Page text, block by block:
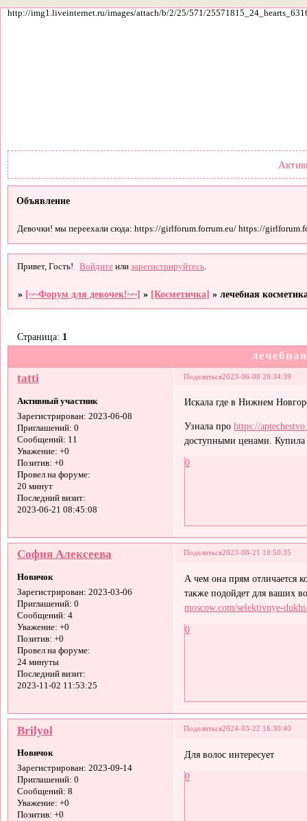
http://img1.liveinternet.ru/images/attach/b/2/25/571/
Объявление
Девочки! мы переехали сюда: https://girlforum.forrum.eu/ https://
Привет, Гость! Войдите илизарегистрируйтесь
» [~~Форум для девочек!~~] » [Косметичка] »лечебная
Страница: 1
Поделиться2023-06-08 20:34:39
tatti
Активный участник
Зарегистрирован: 2023-06-08
Приглашений: 0
Сообщений: 11
Уважение: +0
Позитив: +0
Провел на форуме:
20 минут
Последний визит:
2023-06-21 08:45:08
Искала где в Нижнем
Узнала проhttps://
доступными ценами. Купила
0
Поделиться2023-08-21 10:50:35
София Алексеева
Новичок
Зарегистрирован: 2023-03-06
Приглашений: 0
Сообщений: 4
Уважение: +0
Позитив: +0
Провел на форуме:
24 минуты
Последний визит:
2023-11-02 11:53:25
А чем она прям отличается
также подойдет для ваших
moscow.com/selektivnye-
0
Поделиться2024-03-22 16:30:40
Brilyol
Новичок
Зарегистрирован: 2023-09-14
Приглашений: 0
Сообщений: 8
Уважение: +0
Позитив: +0
Для волос интересует
0